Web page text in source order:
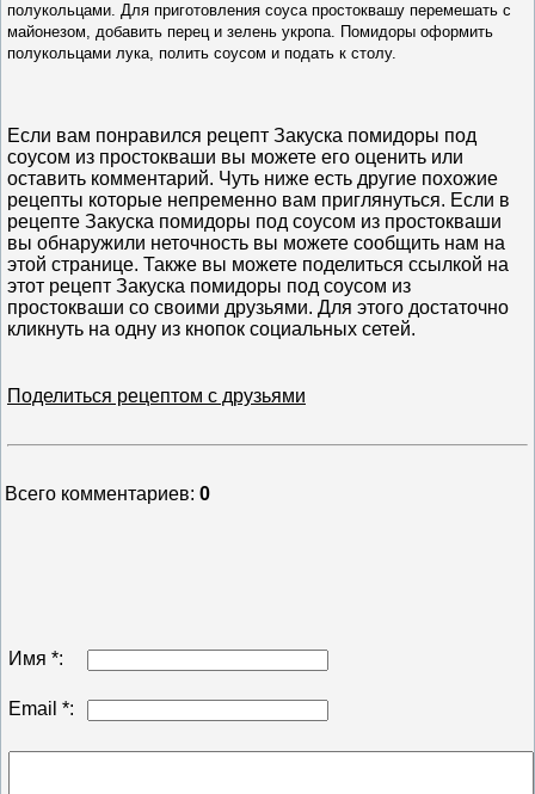
полукольцами. Для приготовления соуса простоквашу перемешать с
майонезом, добавить перец и зелень укропа. Помидоры оформить
полукольцами лука, полить соусом и подать к столу.
Если вам понравился рецепт Закуска помидоры под
соусом из простокваши вы можете его оценить или
оставить комментарий. Чуть ниже есть другие похожие
рецепты которые непременно вам приглянуться. Если в
рецепте Закуска помидоры под соусом из простокваши
вы обнаружили неточность вы можете сообщить нам на
этой странице. Также вы можете поделиться ссылкой на
этот рецепт Закуска помидоры под соусом из
простокваши со своими друзьями. Для этого достаточно
кликнуть на одну из кнопок социальных сетей.
Поделиться рецептом с друзьями
Всего комментариев: 0
Имя *:
Email *: